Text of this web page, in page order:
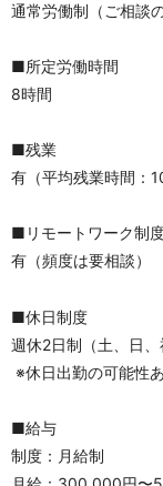
通常労働制（ご相談
■所定労働時間
8時間
■残業
有（平均残業時間：
■リモートワーク制
有（頻度は要相談）
■休日制度
週休2日制（土、日、
※休日出勤の可能性
■給与
制度：月給制